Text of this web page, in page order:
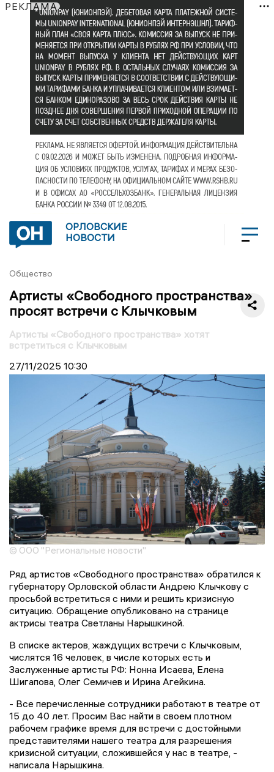
РЕКЛАМА
ОРЛОВСКИЕ
НОВОСТИ
Общество
Артисты «Свободного пространства»
просят встречи с Клычковым
Артисты «Свободного пространства» хотят
встретиться с Клычковым
27/11/2025 10:30
© ООО "Региональные новости"
Ряд артистов «Свободного пространства» обратился к
губернатору Орловской области Андрею Клычкову с
просьбой встретиться с ними и решить кризисную
ситуацию. Обращение опубликовано на странице
актрисы театра Светланы Нарышкиной.
В списке актеров, жаждущих встречи с Клычковым,
числятся 16 человек, в числе которых есть и
Заслуженные артисты РФ: Нонна Исаева, Елена
Шигапова, Олег Семичев и Ирина Агейкина.
- Все перечисленные сотрудники работают в театре от
15 до 40 лет. Просим Вас найти в своем плотном
рабочем графике время для встречи с достойными
представителями нашего театра для разрешения
кризисной ситуации, сложившейся у нас в театре, -
написала Нарышкина.